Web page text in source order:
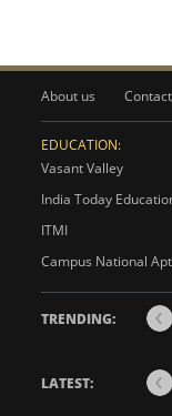
About us
EDUCATION:
Vasant Valley
India Today
ITMI
Campus National
TRENDING:
LATEST: